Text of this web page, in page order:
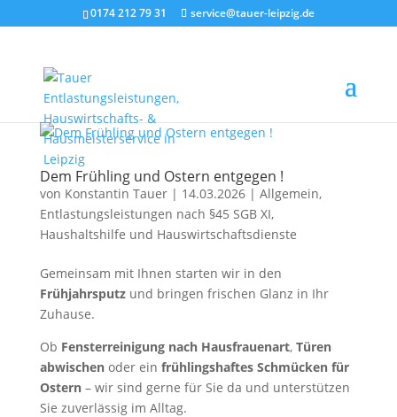
0174 212 79 31 service@tauer-leipzig.de
Dem Frühling und Ostern entgegen !
von Konstantin Tauer| 14.03.2026| Allgemein,
Entlastungsleistungen nach §45 SGB XI,
Haushaltshilfe und Hauswirtschaftsdienste
Gemeinsam mit Ihnen starten wir in den
Frühjahrsputzund bringen frischen Glanz in Ihr
Zuhause.
Ob Fensterreinigung nach Hausfrauenart, Türen
abwischenoder ein frühlingshaftes Schmücken für
Ostern– wir sind gerne für Sie da und unterstützen
Sie zuverlässig im Alltag.